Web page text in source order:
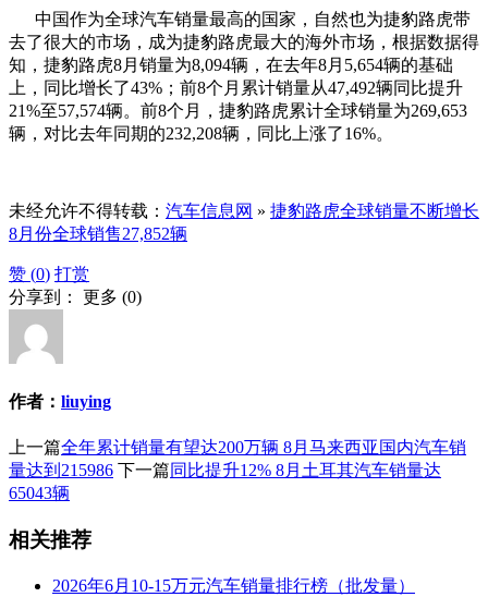
中国作为全球汽车销量最高的国家，自然也为捷豹路虎带
去了很大的市场，成为捷豹路虎最大的海外市场，根据数据得
知，捷豹路虎8月销量为8,094辆，在去年8月5,654辆的基础
上，同比增长了43%；前8个月累计销量从47,492辆同比提升
21%至57,574辆。前8个月，捷豹路虎累计全球销量为269,653
辆，对比去年同期的232,208辆，同比上涨了16%。
未经允许不得转载： 汽车信息网 » 捷豹路虎全球销量不断增长
8月份全球销售27,852辆
赞 (0) 打赏
分享到： 更多 (0)
作者： liuying
上一篇全年累计销量有望达200万辆 8月马来西亚国内汽车销
量达到215986 下一篇同比提升12% 8月土耳其汽车销量达
65043辆
相关推荐
2026年6月10-15万元汽车销量排行榜（批发量）